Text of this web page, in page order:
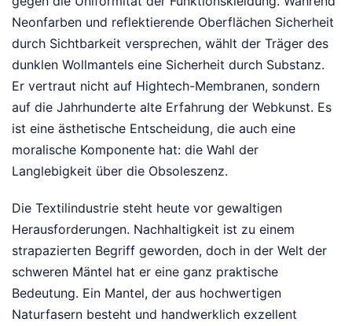
Neonfarben und reflektierende Oberflächen Sicherheit
durch Sichtbarkeit versprechen, wählt der Träger des
dunklen Wollmantels eine Sicherheit durch Substanz.
Er vertraut nicht auf Hightech-Membranen, sondern
auf die Jahrhunderte alte Erfahrung der Webkunst. Es
ist eine ästhetische Entscheidung, die auch eine
moralische Komponente hat: die Wahl der
Langlebigkeit über die Obsoleszenz.
Die Textilindustrie steht heute vor gewaltigen
Herausforderungen. Nachhaltigkeit ist zu einem
strapazierten Begriff geworden, doch in der Welt der
schweren Mäntel hat er eine ganz praktische
Bedeutung. Ein Mantel, der aus hochwertigen
Naturfasern besteht und handwerklich exzellent